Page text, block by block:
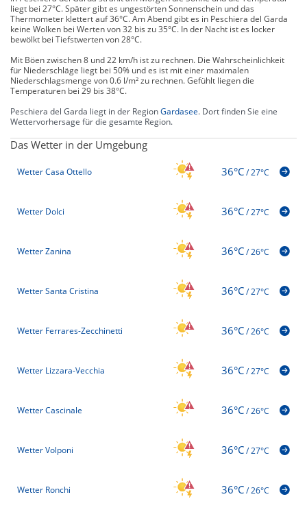
liegt bei 27°C. Später gibt es ungestörten Sonnenschein und das
Thermometer klettert auf 36°C. Am Abend gibt es in Peschiera del Garda
keine Wolken bei Werten von 32 bis zu 35°C. In der Nacht ist es locker
bewölkt bei Tiefstwerten von 28°C.
Mit Böen zwischen 8 und 22 km/h ist zu rechnen. Die Wahrscheinlichkeit
für Niederschläge liegt bei 50% und es ist mit einer maximalen
Niederschlagsmenge von 0.6 l/m² zu rechnen. Gefühlt liegen die
Temperaturen bei 29 bis 38°C.
Peschiera del Garda liegt in der RegionGardasee. Dort finden Sie eine
Wettervorhersage für die gesamte Region.
Das Wetter in der Umgebung
Wetter Casa Ottello 36°C/27°C
Wetter Dolci 36°C/27°C
Wetter Zanina 36°C/26°C
Wetter Santa Cristina 36°C/27°C
Wetter Ferrares-Zecchinetti 36°C/26°C
Wetter Lizzara-Vecchia 36°C/27°C
Wetter Cascinale 36°C/26°C
Wetter Volponi 36°C/27°C
Wetter Ronchi 36°C/26°C